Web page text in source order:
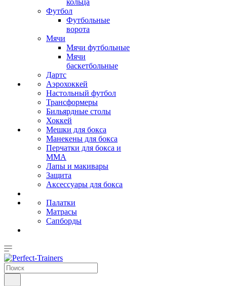
кольца
Футбол
Футбольные
ворота
Мячи
Мячи футбольные
Мячи
баскетбольные
Дартс
Аэрохоккей
Настольный футбол
Трансформеры
Бильярдные столы
Хоккей
Мешки для бокса
Манекены для бокса
Перчатки для бокса и
MMA
Лапы и макивары
Защита
Аксессуары для бокса
Палатки
Матрасы
Сапборды